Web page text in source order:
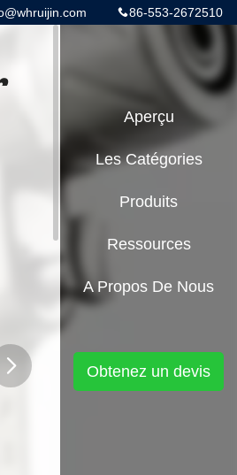
86-553-2672510
Aperçu
Les Catégories
Produits
Ressources
A Propos De Nous
Obtenez un devis